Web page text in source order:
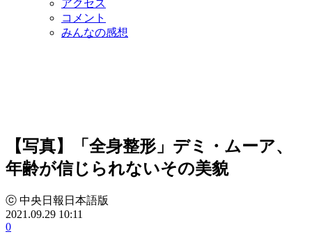
アクセス
コメント
みんなの感想
【写真】「全身整形」デミ・ムーア、
年齢が信じられないその美貌
ⓒ 中央日報日本語版
2021.09.29 10:11
0